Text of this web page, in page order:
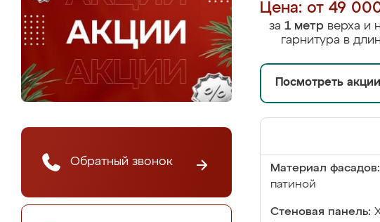
Обратный звонок
Цена: от 49
за 1 метрверха и
гарнитура в
Посмотреть
Материал фасадов:
патиной
Стеновая панель: